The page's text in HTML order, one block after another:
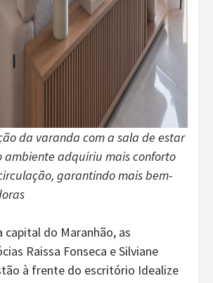
da varanda com a sala de estar
ambiente adquiriu mais conforto
garantindo mais bem-
capital do Maranhão, as
Raissa Fonseca e Silviane
à frente do escritório Idealize